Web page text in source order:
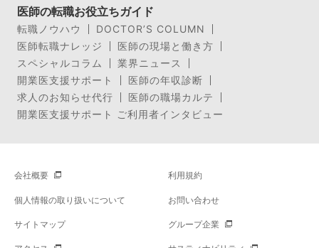
医師の転職お役立ちガイド
転職ノウハウ
DOCTOR’S COLUMN
医師転職ナレッジ
医師の現場と働き方
スペシャルコラム
業界ニュース
開業医支援サポート
医師の年収診断
求人のお知らせ代行
医師の職場カルテ
開業医支援サポート ご利用者インタビュー
会社概要 利用規約
個人情報の取り扱いについて お問い合わせ
サイトマップ グループ企業